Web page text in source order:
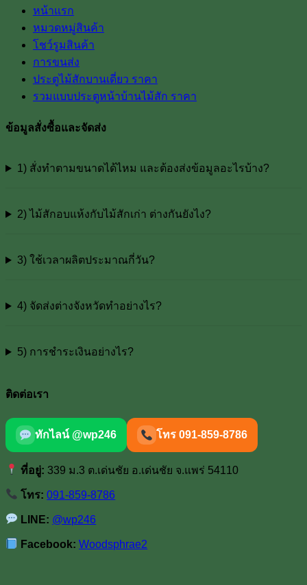
หน้าแรก
หมวดหมู่สินค้า
โชว์รูมสินค้า
การขนส่ง
ประตูไม้สักบานเดี่ยว ราคา
รวมแบบประตูหน้าบ้านไม้สัก ราคา
ข้อมูลสั่งซื้อและจัดส่ง
1) สั่งทำตามขนาดได้ไหม และต้องส่งข้อมูลอะไรบ้าง?
2) ไม้สักอบแห้งกับไม้สักเก่า ต่างกันยังไง?
3) ใช้เวลาผลิตประมาณกี่วัน?
4) จัดส่งต่างจังหวัดทำอย่างไร?
5) การชำระเงินอย่างไร?
ติดต่อเรา
ทักไลน์ @wp246 โทร 091-859-8786
ที่อยู่: 339 ม.3 ต.เด่นชัย อ.เด่นชัย จ.แพร่ 54110
โทร: 091-859-8786
LINE: @wp246
Facebook: Woodsphrae2